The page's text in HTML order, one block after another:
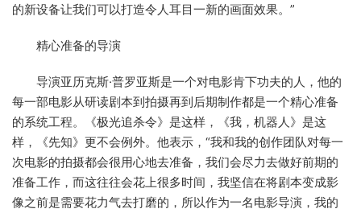
的新设备让我们可以打造令人耳目一新的画面效果。”
精心准备的导演
导演亚历克斯·普罗亚斯是一个对电影肯下功夫的人，他的
每一部电影从研读剧本到拍摄再到后期制作都是一个精心准备
的系统工程。《极光追杀令》是这样，《我，机器人》是这
样，《先知》更不会例外。他表示，“我和我的创作团队对每一
次电影的拍摄都会很用心地去准备，我们会尽力去做好前期的
准备工作，而这往往会花上很多时间，我坚信在将剧本变成影
像之前是需要花力气去打磨的，所以作为一名电影导演，我的